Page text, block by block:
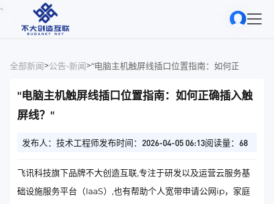
、
全部新闻>公告-新闻>"电脑主机触屏线插口位置指南：如何正确插入
"电脑主机触屏线插口位置指南：如何正确插入触
屏线？"
发布人：技术工程师发布时间：2026-04-05 06:13阅读量：68
飞讯科技旗下品牌不大创造互联,专注于研发以及运营云服务基
础设施服务平台（IaaS）,也有帮助个人宽带申请公网ip，家庭